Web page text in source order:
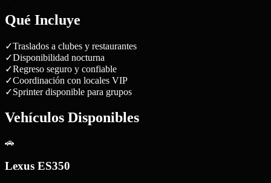
Qué Incluye
✓Traslados a clubes y restaurantes
✓Disponibilidad nocturna
✓Regreso seguro y confiable
✓Coordinación con locales VIP
✓Sprinter disponible para grupos
Vehículos Disponibles
🚗
Lexus ES350